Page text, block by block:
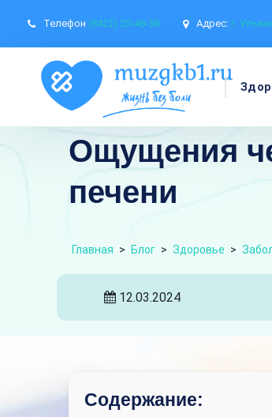
Телефон (8422) 20-48-58 Адрес: г.
Ощущения
печени
Главная > Блог > Здоровье >
12.03.2024
Содержание: